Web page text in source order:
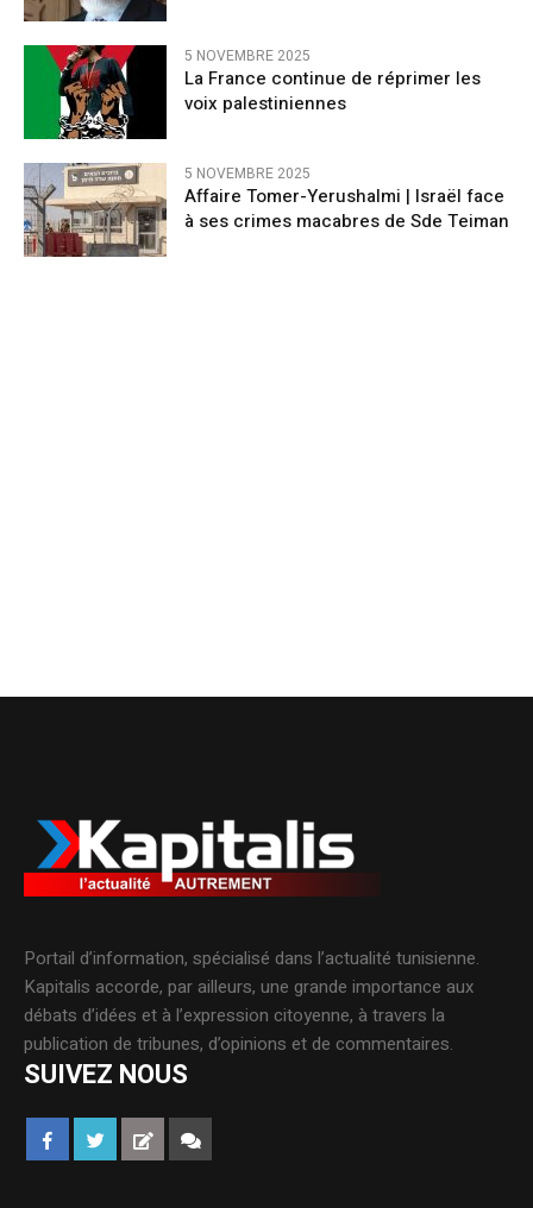
5 NOVEMBRE 2025
La France continue de réprimer les
voix palestiniennes
5 NOVEMBRE 2025
Affaire Tomer-Yerushalmi | Israël face
à ses crimes macabres de Sde Teiman
Portail d’information, spécialisé dans l’actualité tunisienne.
Kapitalis accorde, par ailleurs, une grande importance aux
débats d’idées et à l’expression citoyenne, à travers la
publication de tribunes, d’opinions et de commentaires.
SUIVEZ NOUS